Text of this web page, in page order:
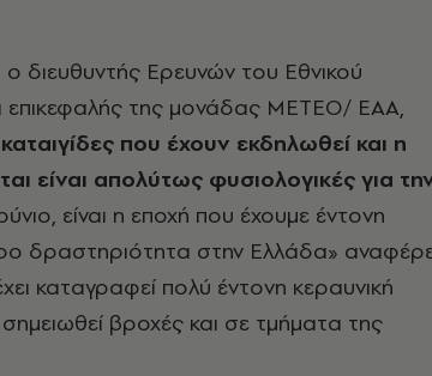
Ερευνών του Εθνικού
επικεφαλής της μονάδας ΜΕΤΕΟ/ ΕΑΑ,
καταιγίδες που έχουν εκδηλωθεί και η
είναι απολύτως φυσιολογικές για
είναι η εποχή που έχουμε έντονη
δραστηριότητα στην Ελλάδα»
καταγραφεί πολύ έντονη κεραυνική
βροχές και σε τμήματα της